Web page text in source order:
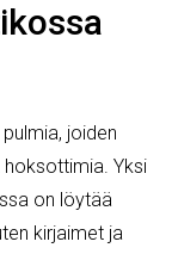
joiden
Yksi
on löytää
kirjaimet ja